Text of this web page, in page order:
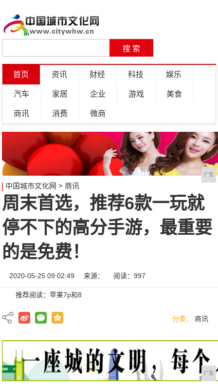
首页 资讯 财经 科技 娱乐
汽车 家居 企业 游戏 美食
商讯 消费 微商
广告
中国城市文化网 > 商讯
周末首选，推荐6款一玩就
停不下的高分手游，最重要
的是免费！
2020-05-25 09:02:49 来源： 阅读：997
推荐阅读：苹果7p和8
分类： 商讯
广告